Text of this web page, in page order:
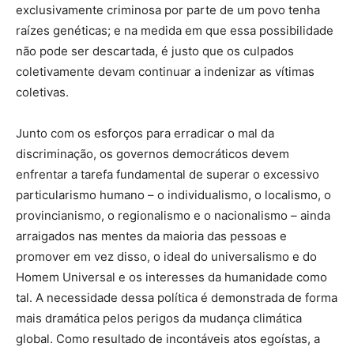
exclusivamente criminosa por parte de um povo tenha
raízes genéticas; e na medida em que essa possibilidade
não pode ser descartada, é justo que os culpados
coletivamente devam continuar a indenizar as vítimas
coletivas.
Junto com os esforços para erradicar o mal da
discriminação, os governos democráticos devem
enfrentar a tarefa fundamental de superar o excessivo
particularismo humano – o individualismo, o localismo, o
provincianismo, o regionalismo e o nacionalismo – ainda
arraigados nas mentes da maioria das pessoas e
promover em vez disso, o ideal do universalismo e do
Homem Universal e os interesses da humanidade como
tal. A necessidade dessa política é demonstrada de forma
mais dramática pelos perigos da mudança climática
global. Como resultado de incontáveis ​​atos egoístas, a